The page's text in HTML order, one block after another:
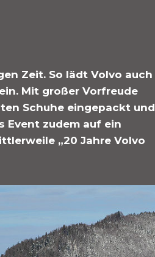
Zeit. So lädt Volvo auch
Mit großer Vorfreude
Schuhe eingepackt und
Event zudem auf ein
„20 Jahre Volvo